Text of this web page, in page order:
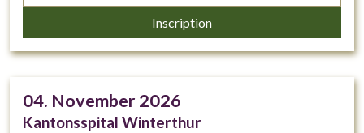
Entrustable Professional Activities)
Inscription
04. November 2026
Kantonsspital Winterthur